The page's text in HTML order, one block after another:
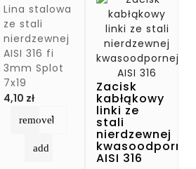
Lina stalowa
ze stali
nierdzewnej
AISI 316 fi
3mm Splot
7x19
4,10 złCena
remove
add
Zacisk
kabłąkowy
linki ze
stali
nierdzewnej
kwasoodpornej
AISI 316